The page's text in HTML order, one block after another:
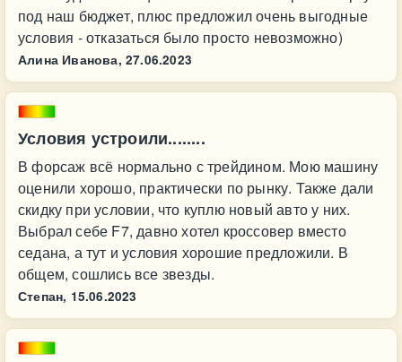
под наш бюджет, плюс предложил очень выгодные
условия - отказаться было просто невозможно)
Алина Иванова, 27.06.2023
Условия устроили........
В форсаж всё нормально с трейдином. Мою машину
оценили хорошо, практически по рынку. Также дали
скидку при условии, что куплю новый авто у них.
Выбрал себе F7, давно хотел кроссовер вместо
седана, а тут и условия хорошие предложили. В
общем, сошлись все звезды.
Степан, 15.06.2023